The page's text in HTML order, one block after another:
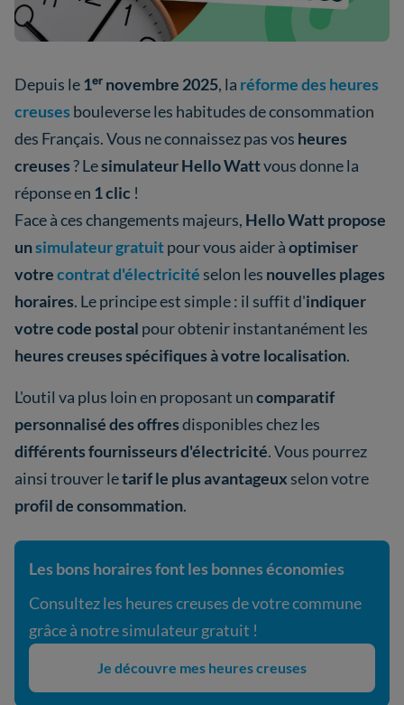
Depuis le1ᵉʳ novembre 2025, la réforme des heures
creuses bouleverse les habitudes de consommation
des Français. Vous ne connaissez pas vos heures
creuses? Lesimulateur Hello Wattvous donne la
réponse en 1 clic !
Face à ces changements majeurs, Hello Watt propose
unsimulateur gratuitpour vous aider àoptimiser
votrecontrat d'électricité selon les nouvelles plages
horaires. Le principe est simple : il suffit d'indiquer
votre code postal pour obtenir instantanément les
heures creuses spécifiques à votre localisation.
L'outil va plus loin en proposant uncomparatif
personnalisé des offresdisponibles chez les
différents fournisseurs d'électricité. Vous pourrez
ainsi trouver letarif le plus avantageux selon votre
profil de consommation.
Les bons horaires font les bonnes économies
Consultez les heures creuses de votre commune
grâce à notre simulateur gratuit !
Je découvre mes heures creuses